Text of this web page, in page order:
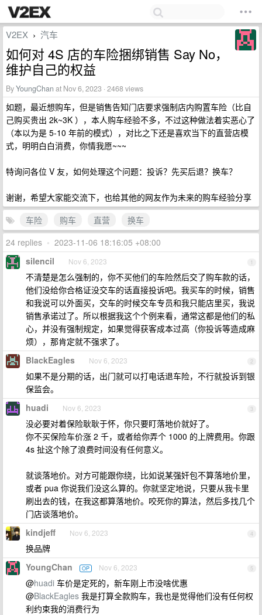
V2EX › 汽车
如何对 4S 店的车险捆绑销售 Say No，
维护自己的权益
ByYoungChan at Nov 6, 2023 · 2468 views
如题，最近想购车，但是销售告知门店要求强制店内购置车险（比自
己购买贵出 2k~3K ），本人购车经验不多，不过这种做法着实恶心了
（本以为是 5-10 年前的模式），对比之下还是喜欢当下的直营店模
式，明明白白消费，你情我愿~~~
特询问各位 V 友，如何处理这个问题：投诉？先买后退？换车？
谢谢，希望大家能交流下，也给其他的网友作为未来的购车经验分享
车险
购车 直营
换车
24 replies • 2023-11-06 18:16:05 +08:00
1
silencil Nov 6, 2023
不清楚是怎么强制的，你不买他们的车险然后交了购车款的话，
他们没给你合格证没交车的话直接投诉吧。我买车的时候，销售
和我说可以外面买，交车的时候交车专员和我只能店里买，我说
销售承诺过了。所以根据我这个个例来看，通常这都是他们的私
心，并没有强制规定，如果觉得获客成本过高（你投诉等造成麻
烦），那肯定就不强求了。
2
BlackEagles Nov 6, 2023
如果不是分期的话，出门就可以打电话退车险，不行就投诉到银
保监会。
3
huadi Nov 6, 2023
没必要对着保险耿耿于怀，你只要盯落地价就好了。
你不买保险车价涨 2 千，或者给你弄个 1000 的上牌费用。你跟
4s 扯这个除了浪费时间没有任何意义。
就谈落地价。对方可能跟你绕，比如说某强奸包不算落地价里，
或者 pua 你说我们没这么算的。你就坚定地说，只要从我卡里
刷出去的钱，在我这都算落地价。咬死你的算法，然后多找几个
门店谈落地价。
4
kindjeff Nov 6, 2023
换品牌
5
YoungChan OP Nov 6, 2023
@huadi 车价是定死的，新车刚上市没啥优惠
@BlackEagles 我是打算全款购车，我也是觉得他们没有任何权
利约束我的消费行为